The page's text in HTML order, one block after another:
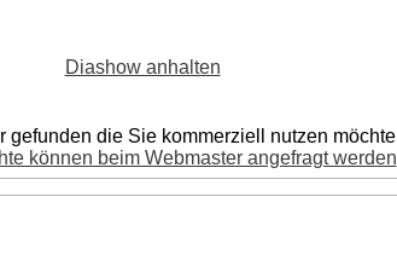
Diashow anhalten
gefunden die Sie kommerziell nutzen
können beim Webmaster angefragt werden